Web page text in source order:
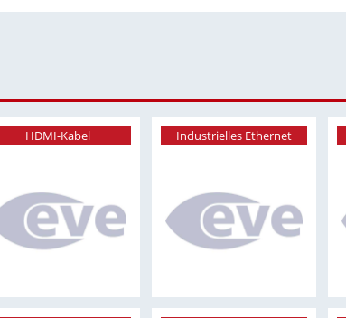
HDMI-Kabel Industrielles Ethernet